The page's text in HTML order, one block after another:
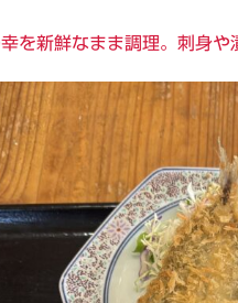
を新鮮なまま調理。刺身